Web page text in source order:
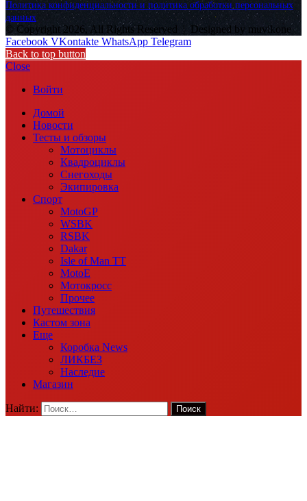
Политика конфиденциальности и политика обработки персональных
данных
© Copyright 2026, All Rights Reserved | Designed by muvikone
Facebook VKontakte WhatsApp Telegram
Back to top button
Close
Войти
Домой
Новости
Тесты и обзоры
Мотоциклы
Квадроциклы
Снегоходы
Экипировка
Спорт
MotoGP
WSBK
RSBK
Dakar
Isle of Man TT
MotoE
Мотокросс
Прочее
Путешествия
Кастом зона
Еще
Коробка News
ЛИКБЕЗ
Наследие
Магазин
Найти: